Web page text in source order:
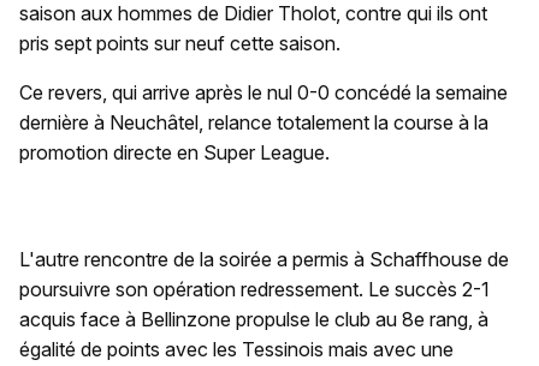
saison aux hommes de Didier Tholot, contre qui ils ont
pris sept points sur neuf cette saison.
Ce revers, qui arrive après le nul 0-0 concédé la semaine
dernière à Neuchâtel, relance totalement la course à la
promotion directe en Super League.
L'autre rencontre de la soirée a permis à Schaffhouse de
poursuivre son opération redressement. Le succès 2-1
acquis face à Bellinzone propulse le club au 8e rang, à
égalité de points avec les Tessinois mais avec une